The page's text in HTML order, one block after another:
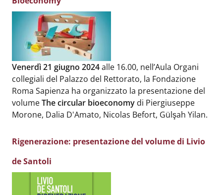
Body:
Venerdì 21 giugno 2024alle 16.00, nell’Aula Organi
collegiali del Palazzo del Rettorato, la Fondazione
Roma Sapienza ha organizzato la presentazione del
volumeThe circular bioeconomy di Piergiuseppe
Morone, Dalia D'Amato, Nicolas Befort, Gülşah Yilan.
Rigenerazione: presentazione del volume di Livio
de Santoli